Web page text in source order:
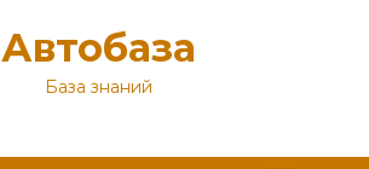
Автобаза
База знаний